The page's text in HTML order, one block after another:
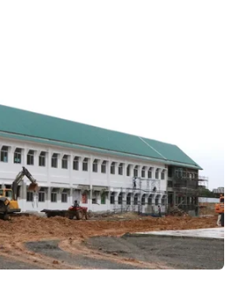
XÃ VIỆT NAM
DUẨN
THỊ TÁM, KHÚC THANH